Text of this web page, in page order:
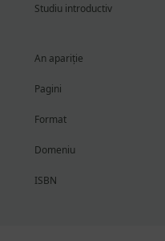
Studiu introductiv
An apariție
Pagini
Format
Domeniu
ISBN